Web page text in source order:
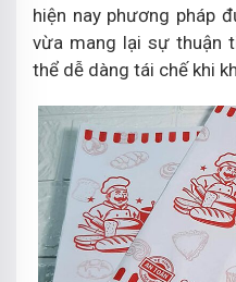
hiện nay phương pháp
vừa mang lại sự thuận
thể dễ dàng tái chế khi